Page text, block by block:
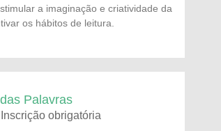
a imaginação e criatividade da
os hábitos de leitura.
Palavras
obrigatória